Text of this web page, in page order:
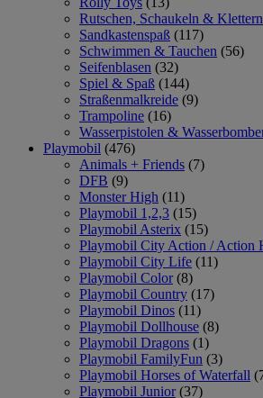
Rutschen, Schaukeln & Klettern
Sandkastenspaß (117)
Schwimmen & Tauchen (56)
Seifenblasen (32)
Spiel & Spaß (144)
Straßenmalkreide (9)
Trampoline (16)
Wasserpistolen &
Playmobil (476)
Animals + Friends (7)
DFB (9)
Monster High (11)
Playmobil 1,2,3 (15)
Playmobil Asterix (15)
Playmobil City Action / Action
Playmobil City Life (11)
Playmobil Color (8)
Playmobil Country (17)
Playmobil Dinos (11)
Playmobil Dollhouse (8)
Playmobil Dragons (1)
Playmobil FamilyFun (3)
Playmobil Horses of Waterfall
Playmobil Junior (37)